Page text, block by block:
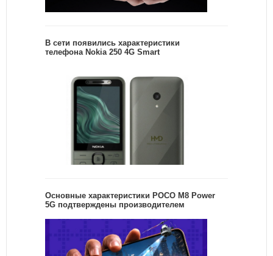
В сети появились характеристики
телефона Nokia 250 4G Smart
Основные характеристики POCO M8 Power
5G подтверждены производителем